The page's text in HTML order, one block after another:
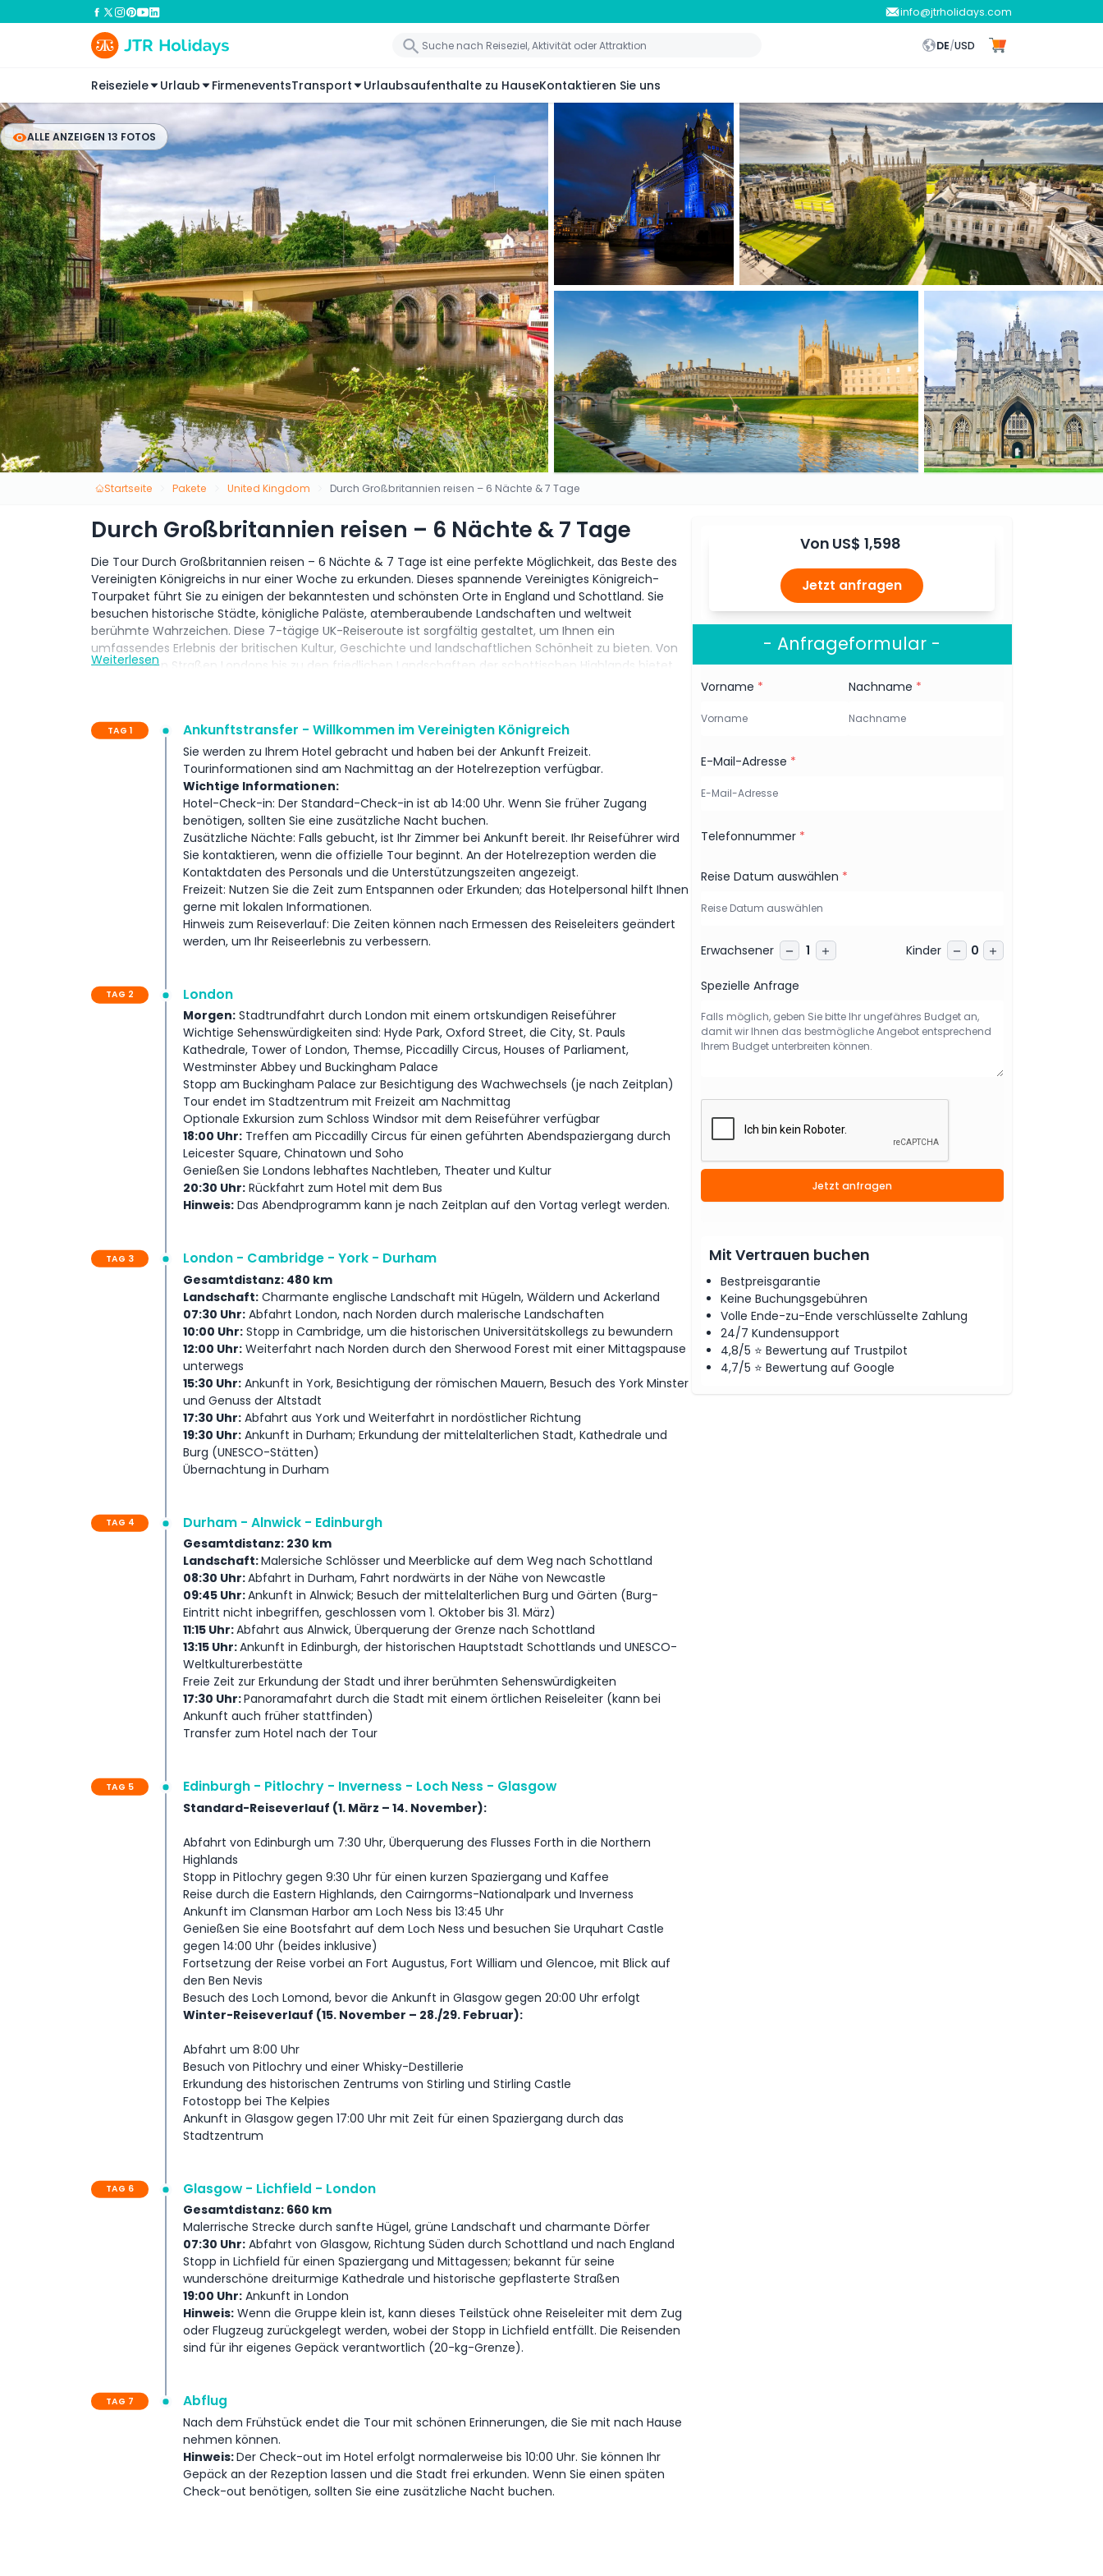
info@jtrholidays.com
DE/USD
Reiseziele Urlaub FirmeneventsTransport Urlaubsaufenthalte zu HauseKontaktieren Sie uns
ALLE ANZEIGEN 13 FOTOS
Startseite Pakete United Kingdom Durch Großbritannien reisen – 6 Nächte & 7 Tage
Durch Großbritannien reisen – 6 Nächte & 7 Tage
Die Tour Durch Großbritannien reisen – 6 Nächte & 7 Tage ist eine perfekte Möglichkeit, das Beste des
Vereinigten Königreichs in nur einer Woche zu erkunden. Dieses spannende Vereinigtes Königreich-
Tourpaket führt Sie zu einigen der bekanntesten und schönsten Orte in England und Schottland. Sie
besuchen historische Städte, königliche Paläste, atemberaubende Landschaften und weltweit
berühmte Wahrzeichen. Diese 7-tägige UK-Reiseroute ist sorgfältig gestaltet, um Ihnen ein
umfassendes Erlebnis der britischen Kultur, Geschichte und landschaftlichen Schönheit zu bieten. Von
den belebten Straßen Londons bis zu den friedlichen Landschaften der schottischen Highlands bietet
das Vereinigte Königreich genießen. Egal, ob Sie Geschichte, Architektur oder Natur suchen, die Tour
Durch Großbritannien reisen – 6 Nächte & 7 Tage hat für jeden etwas zu bieten. Es ist eines der besten
UK-Tourpakete für Reisende, die den Charme und die Vielfalt des Vereinigten Königreichs in nur wenigen
Tagen erleben möchten.
Inklusivleistungen
Geschäftsbedingungen
Zahlungsbedingungen
Weiterlesen
TAG 1 Ankunftstransfer - Willkommen im Vereinigten Königreich
Sie werden zu Ihrem Hotel gebracht und haben bei der Ankunft Freizeit.
Tourinformationen sind am Nachmittag an der Hotelrezeption verfügbar.
Wichtige Informationen:
Hotel-Check-in: Der Standard-Check-in ist ab 14:00 Uhr. Wenn Sie früher Zugang
benötigen, sollten Sie eine zusätzliche Nacht buchen.
Zusätzliche Nächte: Falls gebucht, ist Ihr Zimmer bei Ankunft bereit. Ihr Reiseführer wird
Sie kontaktieren, wenn die offizielle Tour beginnt. An der Hotelrezeption werden die
Kontaktdaten des Personals und die Unterstützungszeiten angezeigt.
Freizeit: Nutzen Sie die Zeit zum Entspannen oder Erkunden; das Hotelpersonal hilft Ihnen
gerne mit lokalen Informationen.
Hinweis zum Reiseverlauf: Die Zeiten können nach Ermessen des Reiseleiters geändert
werden, um Ihr Reiseerlebnis zu verbessern.
TAG 2 London
Morgen: Stadtrundfahrt durch London mit einem ortskundigen Reiseführer
Wichtige Sehenswürdigkeiten sind: Hyde Park, Oxford Street, die City, St. Pauls
Kathedrale, Tower of London, Themse, Piccadilly Circus, Houses of Parliament,
Westminster Abbey und Buckingham Palace
Stopp am Buckingham Palace zur Besichtigung des Wachwechsels (je nach Zeitplan)
Tour endet im Stadtzentrum mit Freizeit am Nachmittag
Optionale Exkursion zum Schloss Windsor mit dem Reiseführer verfügbar
18:00 Uhr: Treffen am Piccadilly Circus für einen geführten Abendspaziergang durch
Leicester Square, Chinatown und Soho
Genießen Sie Londons lebhaftes Nachtleben, Theater und Kultur
20:30 Uhr: Rückfahrt zum Hotel mit dem Bus
Hinweis: Das Abendprogramm kann je nach Zeitplan auf den Vortag verlegt werden.
TAG 3 London - Cambridge - York - Durham
Gesamtdistanz: 480 km
Landschaft: Charmante englische Landschaft mit Hügeln, Wäldern und Ackerland
07:30 Uhr: Abfahrt London, nach Norden durch malerische Landschaften
10:00 Uhr: Stopp in Cambridge, um die historischen Universitätskollegs zu bewundern
12:00 Uhr: Weiterfahrt nach Norden durch den Sherwood Forest mit einer Mittagspause
unterwegs
15:30 Uhr: Ankunft in York, Besichtigung der römischen Mauern, Besuch des York Minster
und Genuss der Altstadt
17:30 Uhr: Abfahrt aus York und Weiterfahrt in nordöstlicher Richtung
19:30 Uhr: Ankunft in Durham; Erkundung der mittelalterlichen Stadt, Kathedrale und
Burg (UNESCO-Stätten)
Übernachtung in Durham
TAG 4 Durham - Alnwick - Edinburgh
Gesamtdistanz: 230 km
Landschaft:Malersiche Schlösser und Meerblicke auf dem Weg nach Schottland
08:30 Uhr:Abfahrt in Durham, Fahrt nordwärts in der Nähe von Newcastle
09:45 Uhr:Ankunft in Alnwick; Besuch der mittelalterlichen Burg und Gärten (Burg-
Eintritt nicht inbegriffen, geschlossen vom 1. Oktober bis 31. März)
11:15 Uhr:Abfahrt aus Alnwick, Überquerung der Grenze nach Schottland
13:15 Uhr:Ankunft in Edinburgh, der historischen Hauptstadt Schottlands und UNESCO-
Weltkulturerbestätte
Freie Zeit zur Erkundung der Stadt und ihrer berühmten Sehenswürdigkeiten
17:30 Uhr:Panoramafahrt durch die Stadt mit einem örtlichen Reiseleiter (kann bei
Ankunft auch früher stattfinden)
Transfer zum Hotel nach der Tour
TAG 5 Edinburgh - Pitlochry - Inverness - Loch Ness - Glasgow
Standard-Reiseverlauf (1. März – 14. November):
Abfahrt von Edinburgh um 7:30 Uhr, Überquerung des Flusses Forth in die Northern
Highlands
Stopp in Pitlochry gegen 9:30 Uhr für einen kurzen Spaziergang und Kaffee
Reise durch die Eastern Highlands, den Cairngorms-Nationalpark und Inverness
Ankunft im Clansman Harbor am Loch Ness bis 13:45 Uhr
Genießen Sie eine Bootsfahrt auf dem Loch Ness und besuchen Sie Urquhart Castle
gegen 14:00 Uhr (beides inklusive)
Fortsetzung der Reise vorbei an Fort Augustus, Fort William und Glencoe, mit Blick auf
den Ben Nevis
Besuch des Loch Lomond, bevor die Ankunft in Glasgow gegen 20:00 Uhr erfolgt
Winter-Reiseverlauf (15. November – 28./29. Februar):
Abfahrt um 8:00 Uhr
Besuch von Pitlochry und einer Whisky-Destillerie
Erkundung des historischen Zentrums von Stirling und Stirling Castle
Fotostopp bei The Kelpies
Ankunft in Glasgow gegen 17:00 Uhr mit Zeit für einen Spaziergang durch das
Stadtzentrum
TAG 6 Glasgow - Lichfield - London
Gesamtdistanz: 660 km
Malerrische Strecke durch sanfte Hügel, grüne Landschaft und charmante Dörfer
07:30 Uhr: Abfahrt von Glasgow, Richtung Süden durch Schottland und nach England
Stopp in Lichfield für einen Spaziergang und Mittagessen; bekannt für seine
wunderschöne dreiturmige Kathedrale und historische gepflasterte Straßen
19:00 Uhr: Ankunft in London
Hinweis: Wenn die Gruppe klein ist, kann dieses Teilstück ohne Reiseleiter mit dem Zug
oder Flugzeug zurückgelegt werden, wobei der Stopp in Lichfield entfällt. Die Reisenden
sind für ihr eigenes Gepäck verantwortlich (20-kg-Grenze).
TAG 7 Abflug
Nach dem Frühstück endet die Tour mit schönen Erinnerungen, die Sie mit nach Hause
nehmen können.
Hinweis:Der Check-out im Hotel erfolgt normalerweise bis 10:00 Uhr. Sie können Ihr
Gepäck an der Rezeption lassen und die Stadt frei erkunden. Wenn Sie einen späten
Check-out benötigen, sollten Sie eine zusätzliche Nacht buchen.
Von US$ 1,598
Jetzt anfragen
- Anfrageformular -
Vorname * Nachname *
E-Mail-Adresse *
Telefonnummer *
Reise Datum auswählen *
Erwachsener 1 Kinder 0
Spezielle Anfrage
Jetzt anfragen
Mit Vertrauen buchen
Bestpreisgarantie
Keine Buchungsgebühren
Volle Ende-zu-Ende verschlüsselte Zahlung
24/7 Kundensupport
4,8/5 ⭐ Bewertung auf Trustpilot
4,7/5 ⭐ Bewertung auf Google